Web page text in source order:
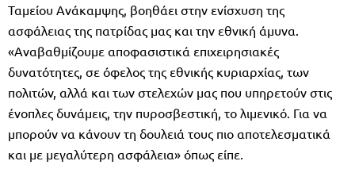
Ταμείου Ανάκαμψης, βοηθάει στην ενίσχυση της
ασφάλειας της πατρίδας μας και την εθνική άμυνα.
«Αναβαθμίζουμε αποφασιστικά επιχειρησιακές
δυνατότητες, σε όφελος της εθνικής κυριαρχίας, των
πολιτών, αλλά και των στελεχών μας που υπηρετούν στις
ένοπλες δυνάμεις, την πυροσβεστική, το λιμενικό. Για να
μπορούν να κάνουν τη δουλειά τους πιο αποτελεσματικά
και με μεγαλύτερη ασφάλεια» όπως είπε.